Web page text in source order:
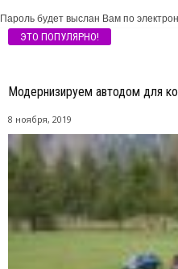
Пароль будет выслан Вам по
ЭТО ПОПУЛЯРНО!
Модернизируем автодом для
8 ноября, 2019